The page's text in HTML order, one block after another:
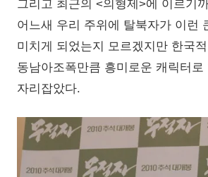
그리고 최근의 <의형제>에 이르기
어느새 우리 주위에 탈북자가 이런
미치게 되었는지 모르겠지만 한국
동남아조폭만큼 흥미로운 캐릭터로
자리잡았다.